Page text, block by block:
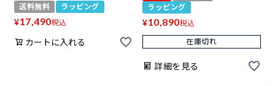
送料無料 ラッピング
¥17,490税込
カートに入れる
ラッピング
¥10,890税込
在庫切れ
詳細を見る